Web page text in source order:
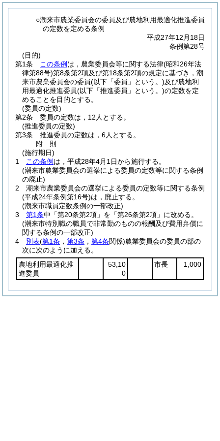
○潮来市農業委員会の委員及び農地利用最適化推進委員
の定数を定める条例
平成27年12月18日
条例第28号
(目的)
第1条
この条例 は，農業委員会等に関する法律(昭和26年法
律第88号)第8条第2項及び第18条第2項の規定に基づき，潮
来市農業委員会の委員(以下「委員」という。)及び農地利
用最適化推進委員(以下「推進委員」という。)の定数を定
めることを目的とする。
(委員の定数)
第2条
委員の定数は，12人とする。
(推進委員の定数)
第3条
推進委員の定数は，6人とする。
附 則
(施行期日)
1
この条例 は，平成28年4月1日から施行する。
(潮来市農業委員会の選挙による委員の定数等に関する条例
の廃止)
2
潮来市農業委員会の選挙による委員の定数等に関する条例
(平成24年条例第16号)は，廃止する。
(潮来市職員定数条例の一部改正)
3
第1条中「第20条第2項」を「第26条第2項」に改める。
(潮来市特別職の職員で非常勤のものの報酬及び費用弁償に
関する条例の一部改正)
4
別表(第1条 ， 第3条 ， 第4条関係)農業委員会の委員の部の
次に次のように加える。
農地利用最適化推
進委員
53,10
0
市長 1,000